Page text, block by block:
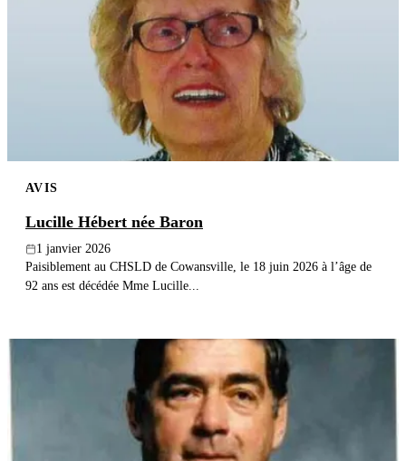
AVIS
Lucille Hébert née Baron
1 janvier 2026
Paisiblement au CHSLD de Cowansville, le 18 juin 2026 à l’âge de
92 ans est décédée Mme Lucille...